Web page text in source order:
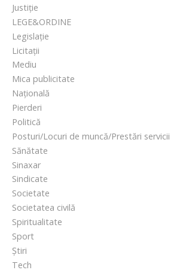
Justiție
LEGE&ORDINE
Legislație
Licitații
Mediu
Mica publicitate
Națională
Pierderi
Politică
Posturi/Locuri de muncă/Prestări servicii
Sănătate
Sinaxar
Sindicate
Societate
Societatea civilă
Spiritualitate
Sport
Știri
Tech